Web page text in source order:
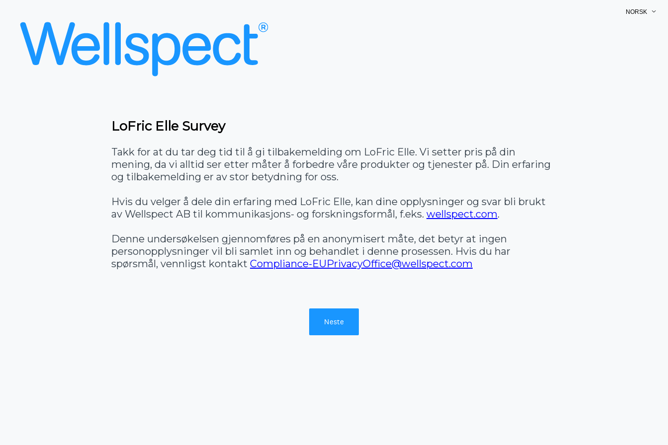
NORSK
LoFric Elle Survey
Takk for at du tar deg tid til å gi tilbakemelding om LoFric Elle. Vi setter pris på din
mening, da vi alltid ser etter måter å forbedre våre produkter og tjenester på. Din erfaring
og tilbakemelding er av stor betydning for oss.
Hvis du velger å dele din erfaring med LoFric Elle, kan dine opplysninger og svar bli brukt
av Wellspect AB til kommunikasjons- og forskningsformål, f.eks. wellspect.com.
Denne undersøkelsen gjennomføres på en anonymisert måte, det betyr at ingen
personopplysninger vil bli samlet inn og behandlet i denne prosessen. Hvis du har
spørsmål, vennligst kontakt Compliance-EUPrivacyOffice@wellspect.com
Neste